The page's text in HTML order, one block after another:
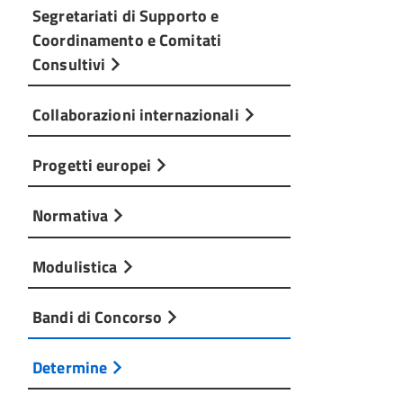
Segretariati di Supporto e
Coordinamento e Comitati
Consultivi
Collaborazioni internazionali
Progetti europei
Normativa
Modulistica
Bandi di Concorso
Determine